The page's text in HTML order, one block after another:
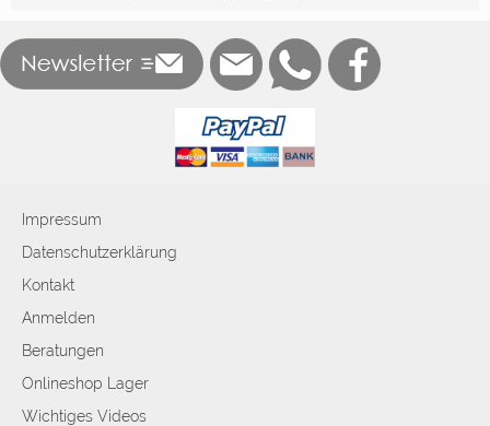
Impressum
Datenschutzerklärung
Kontakt
Anmelden
Beratungen
Onlineshop Lager
Wichtiges Videos